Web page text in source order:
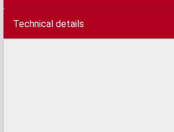
Technical details